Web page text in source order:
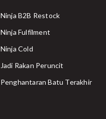
Ninja B2B Restock
Ninja Fulfilment
Ninja Cold
Jadi Rakan Peruncit
Penghantaran Batu Terakhir